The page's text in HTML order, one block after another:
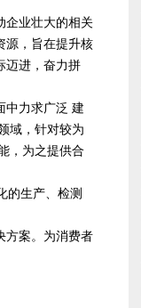
企业壮大的相关
源，旨在提升核
迈进，奋力拼
中力求广泛 建
域，针对较为
，为之提供合
的生产、检测
方案。为消费者